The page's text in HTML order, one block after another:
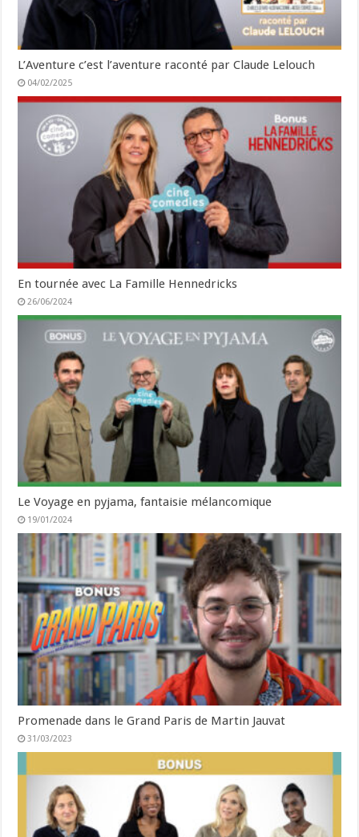
L’Aventure c’est l’aventure raconté par Claude Lelouch
04/02/2025
En tournée avec La Famille Hennedricks
26/06/2024
Le Voyage en pyjama, fantaisie mélancomique
19/01/2024
Promenade dans le Grand Paris de Martin Jauvat
31/03/2023